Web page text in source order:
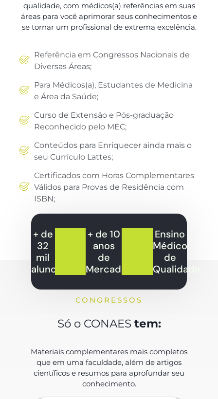
qualidade, com médicos(a) referências em suas
áreas para você aprimorar seus conhecimentos e
se tornar um profissional de extrema excelência.
Referência em Congressos Nacionais de
Diversas Áreas;
Para Médicos(a), Estudantes de Medicina
e Área da Saúde;
Curso de Extensão e Pós-graduação
Reconhecido pelo MEC;
Conteúdos para Enriquecer ainda mais o
seu Currículo Lattes;
Certificados com Horas Complementares
Válidos para Provas de Residência com
ISBN;
+ de
32
mil
alunos
+ de 10
anos
de
Mercado
Ensino
Médico
de
Qualidade
CONGRESSOS
Só o CONAES tem:
Materiais complementares mais completos
que em uma faculdade, além de artigos
científicos e resumos para aprofundar seu
conhecimento.